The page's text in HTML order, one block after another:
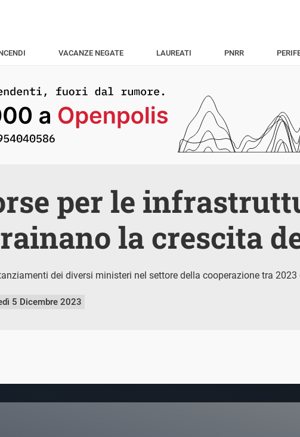
VACANZE NEGATE LAUREATI PNRR
per le
la crescita
dei diversi ministeri nel settore della cooperazione tra 2023
5 Dicembre 2023